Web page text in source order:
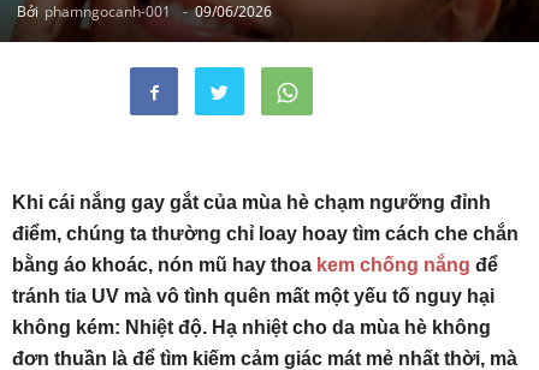
Bởi phamngocanh-001 - 09/06/2026
Khi cái nắng gay gắt của mùa hè chạm ngưỡng đỉnh
điểm, chúng ta thường chỉ loay hoay tìm cách che chắn
bằng áo khoác, nón mũ hay thoa kem chống nắng để
tránh tia UV mà vô tình quên mất một yếu tố nguy hại
không kém: Nhiệt độ. Hạ nhiệt cho da mùa hè không
đơn thuần là để tìm kiếm cảm giác mát mẻ nhất thời, mà